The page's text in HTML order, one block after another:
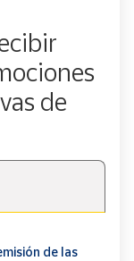
de
de las